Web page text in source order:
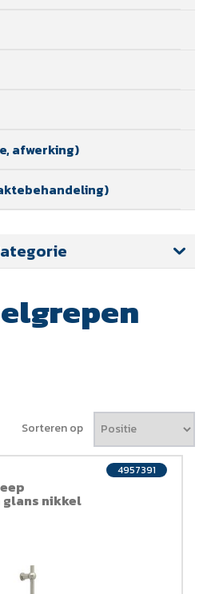
afwerking)
Sorteren op
glans nikkel
4957391